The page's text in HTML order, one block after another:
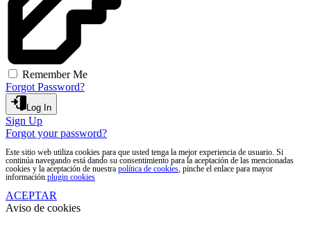
Remember Me
Forgot Password?
Log In
Sign Up
Forgot your password?
Este sitio web utiliza cookies para que usted tenga la mejor experiencia de usuario. Si
continúa navegando está dando su consentimiento para la aceptación de las mencionadas
cookies y la aceptación de nuestra política de cookies, pinche el enlace para mayor
información.plugin cookies
ACEPTAR
Aviso de cookies